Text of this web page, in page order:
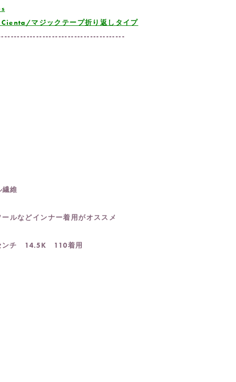
マジックテープ折り返しタイプ
維
ルなどインナー着用がオススメ
ンチ 14.5K 110着用